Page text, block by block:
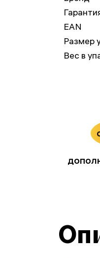
EAN
Размер
Вес в